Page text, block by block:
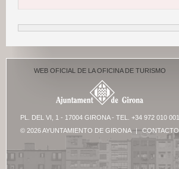
WEB OFICIAL DE LA OFICINA DE TURISMO
PL. DEL VI, 1 - 17004 GIRONA - TEL. +34 972 010 001
© 2026 AYUNTAMIENTO DE GIRONA | CONTACTO